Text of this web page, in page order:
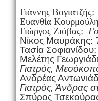
Γιάννης Βογιατζής:
Ευανθία
Γιώργος Ζιόβας:
Νίκος Μαυράκης:
Τασία Σοφιανίδου:
Μελέτης
Γιατρός,
Ανδρέας
Γιατρός, Άνδρας
Σπύρος